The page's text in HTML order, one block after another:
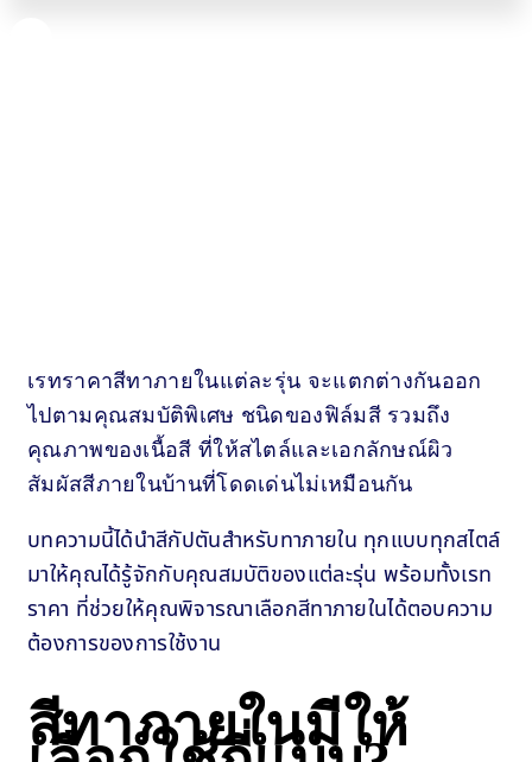
เรทราคาสีทาภายในแต่ละรุ่น จะแตกต่างกันออก
ไปตามคุณสมบัติพิเศษ ชนิดของฟิล์มสี รวมถึง
คุณภาพของเนื้อสี ที่ให้สไตล์และเอกลักษณ์ผิว
สัมผัสสีภายในบ้านที่โดดเด่นไม่เหมือนกัน
บทความนี้ได้นำสีกัปตันสำหรับทาภายใน ทุกแบบทุกสไตล์
มาให้คุณได้รู้จักกับคุณสมบัติของแต่ละรุ่น พร้อมทั้งเรท
ราคา ที่ช่วยให้คุณพิจารณาเลือกสีทาภายในได้ตอบความ
ต้องการของการใช้งาน
สีทาภายในมีให้